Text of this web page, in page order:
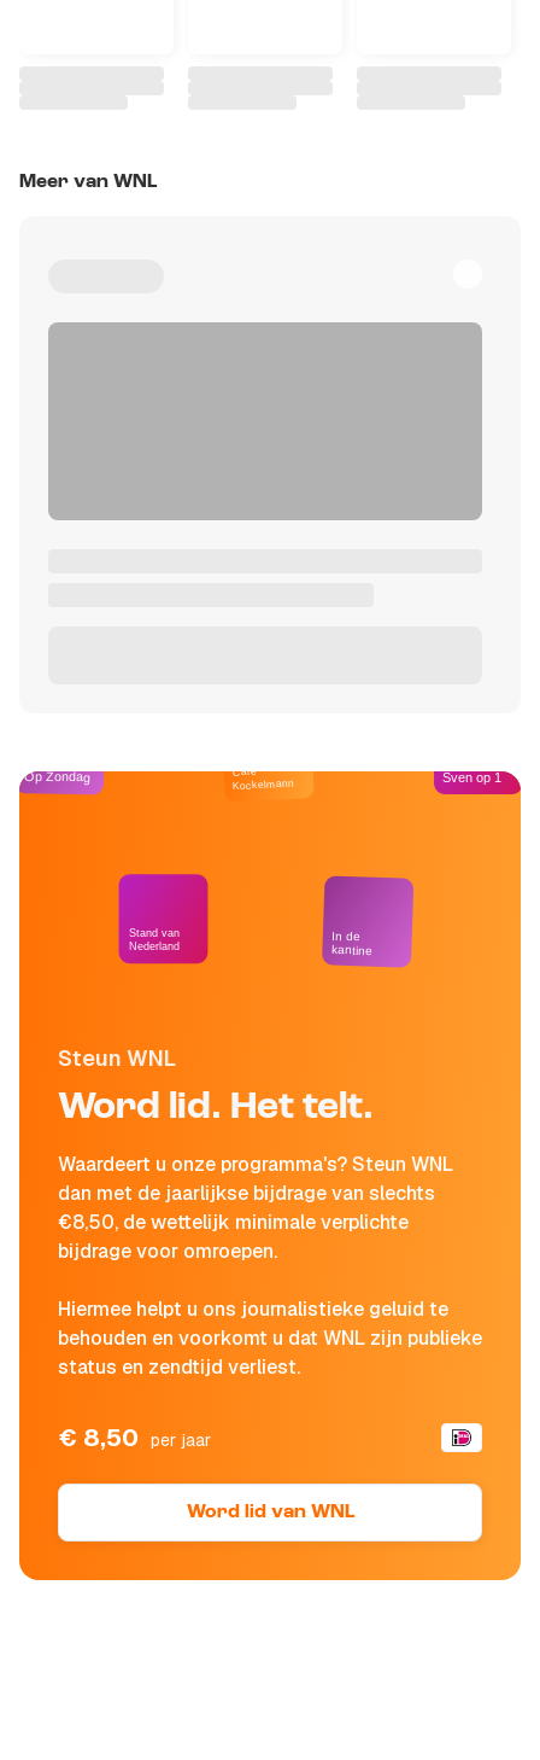
Meer van WNL
Steun WNL
Word lid. Het telt.
Waardeert u onze programma's? Steun WNL
dan met de jaarlijkse bijdrage van slechts
€8,50, de wettelijk minimale verplichte
bijdrage voor omroepen.
Hiermee helpt u ons journalistieke geluid te
behouden en voorkomt u dat WNL zijn publieke
status en zendtijd verliest.
€ 8,50 per jaar
Word lid van WNL
Op Zondag
Stand van
Nederland
Café
Kockelmann
In de
kantine
Sven op 1